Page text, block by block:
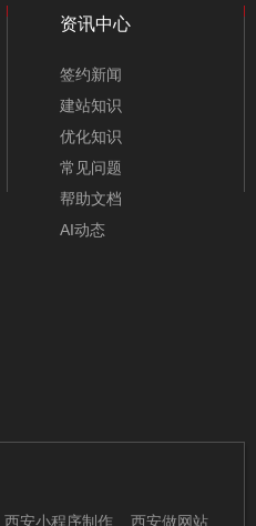
资讯中心
签约新闻
建站知识
优化知识
常见问题
帮助文档
AI动态
西安小程序制作 西安做网站